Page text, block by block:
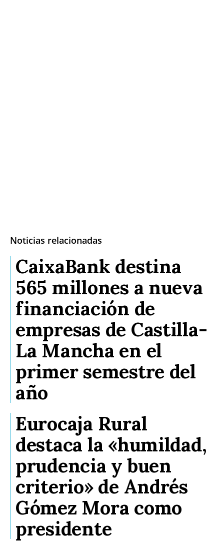
Noticias relacionadas
CaixaBank destina
565 millones a nueva
financiación de
empresas de Castilla-
La Mancha en el
primer semestre del
año
Eurocaja Rural
destaca la «humildad,
prudencia y buen
criterio» de Andrés
Gómez Mora como
presidente